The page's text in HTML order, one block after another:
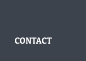
CONTACT